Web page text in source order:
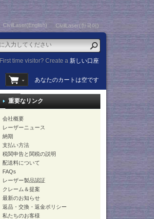
CivilLaser(English) CivilLaser(한국어)
First time visitor? Create a新しい口座
あなたのカートは空です
重要なリンク
会社概要
レーザーニュース
納期
支払い方法
税関申告と関税の説明
配送料について
FAQs
レーザー製品認証
クレーム＆提案
最新のお知らせ
返品・交換・返金ポリシー
私たちのお客様